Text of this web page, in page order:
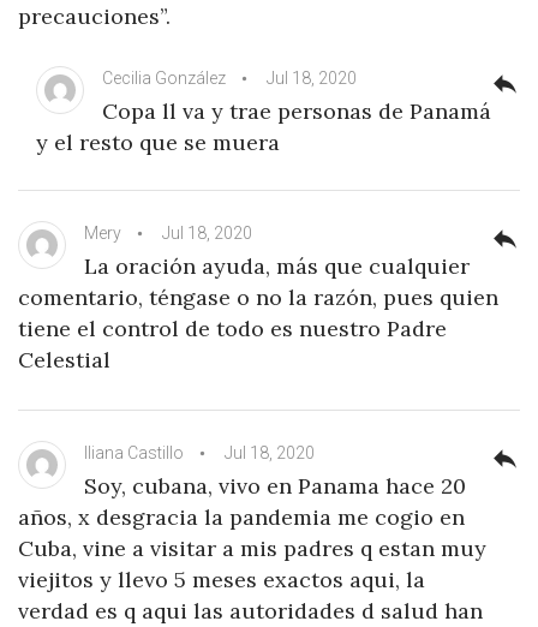
precauciones”.
Cecilia González Jul 18, 2020
Copa ll va y trae personas de Panamá
y el resto que se muera
reply
Mery Jul 18, 2020
La oración ayuda, más que cualquier
comentario, téngase o no la razón, pues quien
tiene el control de todo es nuestro Padre
Celestial
reply
Iliana Castillo Jul 18, 2020
Soy, cubana, vivo en Panama hace 20
años, x desgracia la pandemia me cogio en
Cuba, vine a visitar a mis padres q estan muy
viejitos y llevo 5 meses exactos aqui, la
verdad es q aqui las autoridades d salud han
reply